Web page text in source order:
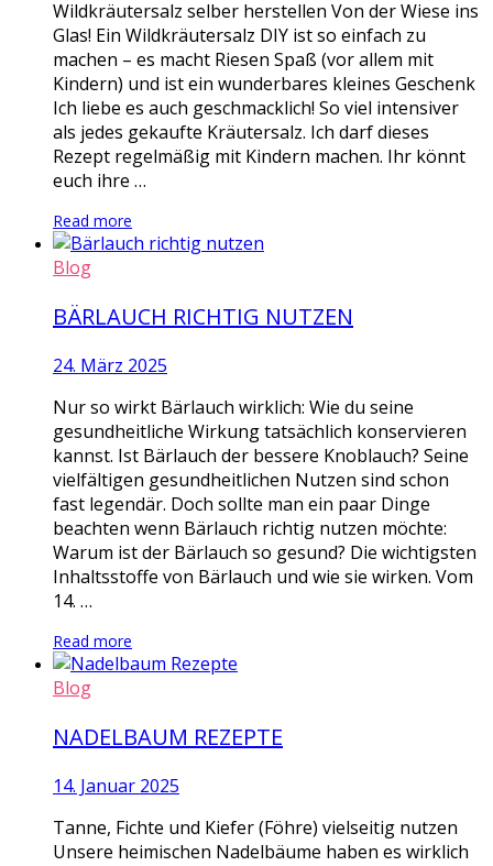
Wildkräutersalz selber herstellen Von der Wiese ins
Glas! Ein Wildkräutersalz DIY ist so einfach zu
machen – es macht Riesen Spaß (vor allem mit
Kindern) und ist ein wunderbares kleines Geschenk
Ich liebe es auch geschmacklich! So viel intensiver
als jedes gekaufte Kräutersalz. Ich darf dieses
Rezept regelmäßig mit Kindern machen. Ihr könnt
euch ihre …
Read more
Blog
BÄRLAUCH RICHTIG NUTZEN
24. März 2025
Nur so wirkt Bärlauch wirklich: Wie du seine
gesundheitliche Wirkung tatsächlich konservieren
kannst. Ist Bärlauch der bessere Knoblauch? Seine
vielfältigen gesundheitlichen Nutzen sind schon
fast legendär. Doch sollte man ein paar Dinge
beachten wenn Bärlauch richtig nutzen möchte:
Warum ist der Bärlauch so gesund? Die wichtigsten
Inhaltsstoffe von Bärlauch und wie sie wirken. Vom
14. …
Read more
Blog
NADELBAUM REZEPTE
14. Januar 2025
Tanne, Fichte und Kiefer (Föhre) vielseitig nutzen
Unsere heimischen Nadelbäume haben es wirklich